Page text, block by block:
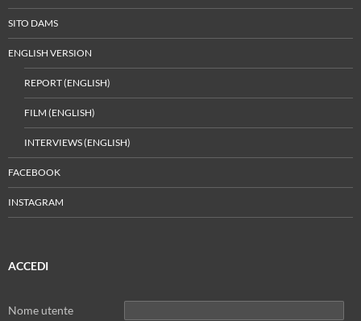
SITO DAMS
ENGLISH VERSION
REPORT (ENGLISH)
FILM (ENGLISH)
INTERVIEWS (ENGLISH)
FACEBOOK
INSTAGRAM
ACCEDI
Nome utente